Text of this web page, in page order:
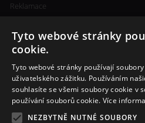
Reklamace
Certifikáty
RYCHLÝ KONTAKT
+420 608 138 367
Tyto webové stránky
cookie.
Tyto webové stránky používají
uživatelského zážitku. Používáním
souhlasíte se všemi soubory cookie v
používání souborů cookie. Více
NEZBYTNĚ NUTNÉ SOUBORY